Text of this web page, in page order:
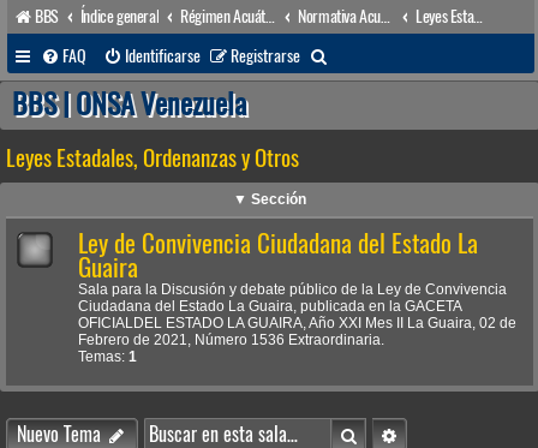
BBS Índice general
Leyes Estadales, Ordenanzas y Otros
FAQ
Identificarse Registrarse
u
a
r
BBS | ONSA Venezuela
Leyes Estadales, Ordenanzas y Otros
▼ Sección
Ley de Convivencia Ciudadana del Estado La
Guaira
Sala para la Discusión y debate público de la Ley de Convivencia
Ciudadana del Estado La Guaira, publicada en la GACETA
OFICIALDEL ESTADO LA GUAIRA, Año XXI Mes II La Guaira, 02 de
Febrero de 2021, Número 1536 Extraordinaria.
Temas: 1
Nuevo Tema BuscarBúsqueda avanzada